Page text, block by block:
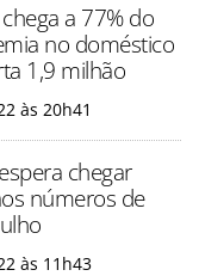
a 77% do
no doméstico
1,9 milhão
às 20h41
chegar
números de
às 11h43